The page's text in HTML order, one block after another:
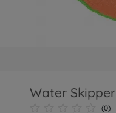
Water Skipper
(0)